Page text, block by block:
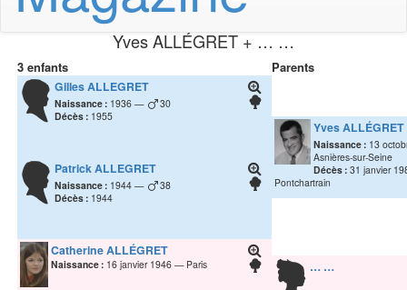
YvesALLÉGRET+ … …
3 enfants
GillesALLEGRET
Naissance : 1936
30
Décès : 1955
PatrickALLEGRET
Naissance : 1944
38
Décès : 1944
CatherineALLÉGRET
Naissance : 16 janvier 1946 Paris
Parents
YvesALLÉGRET
Naissance : 13
Asnières-sur-Seine
Décès : 31 janvier
Pontchartrain
… …